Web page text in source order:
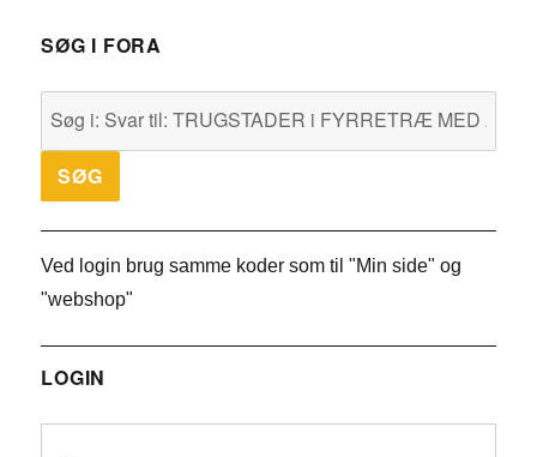
SØG I FORA
Ved login brug samme koder som til "Min side" og
"webshop"
LOGIN